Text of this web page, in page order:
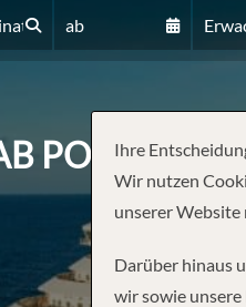
ab
PORTIhre
Wir nutzen
unserer
Darüber hinaus
wir sowie